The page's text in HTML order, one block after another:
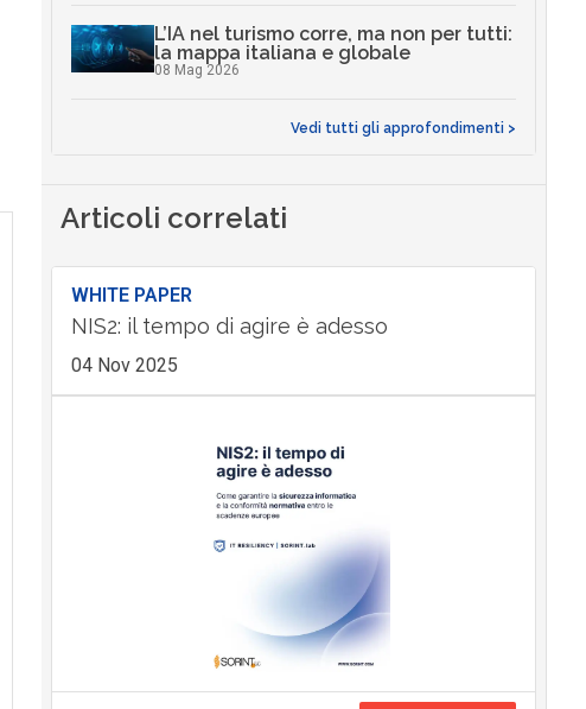
L’IA nel turismo corre, ma non per tutti:
la mappa italiana e globale
08 Mag 2026
Vedi tutti gli approfondimenti >
Articoli correlati
WHITE PAPER
NIS2: il tempo di agire è adesso
04 Nov 2025